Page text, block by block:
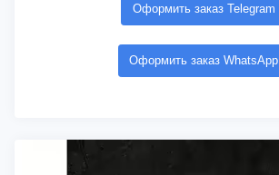
Оформить заказ Telegram
Оформить заказ WhatsApp